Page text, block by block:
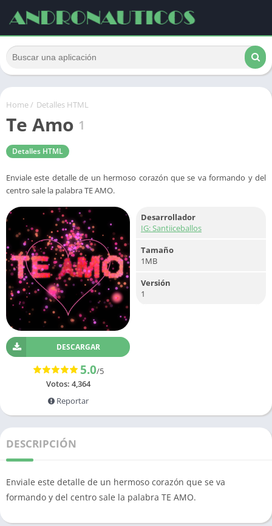
Home/ Detalles HTML
Te Amo 1
Detalles HTML
Enviale este detalle de un hermoso corazón que se va formando y del
centro sale la palabra TE AMO.
DESCARGAR
5.0/5
Votos: 4,364
Reportar
Desarrollador
IG: Santiiceballos
Tamaño
1MB
Versión
1
DESCRIPCIÓN
Enviale este detalle de un hermoso corazón que se va
formando y del centro sale la palabra TE AMO.